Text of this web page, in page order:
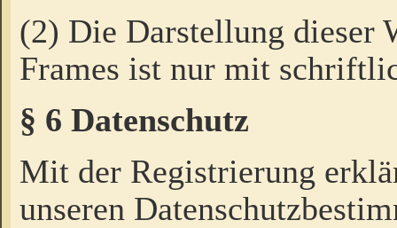
(2) Die Darstellung dieser
Frames ist nur mit
§ 6 Datenschutz
Mit der Registrierung
unseren